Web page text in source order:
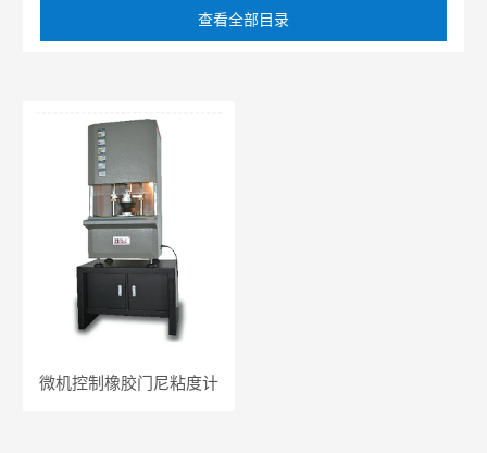
查看全部目录
微机控制橡胶门尼粘度计